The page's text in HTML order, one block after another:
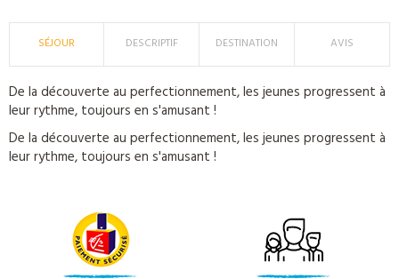
SÉJOUR DESCRIPTIF DESTINATION AVIS
De la découverte au perfectionnement, les jeunes progressent à
leur rythme, toujours en s'amusant !
De la découverte au perfectionnement, les jeunes progressent à
leur rythme, toujours en s'amusant !